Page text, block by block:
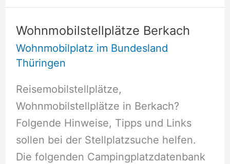
Wohnmobilstellplätze Berkach
Wohnmobilplatz im Bundesland
Thüringen
Reisemobilstellplätze,
Wohnmobilstellplätze in Berkach?
Folgende Hinweise, Tipps und Links
sollen bei der Stellplatzsuche helfen.
Die folgenden Campingplatzdatenbank